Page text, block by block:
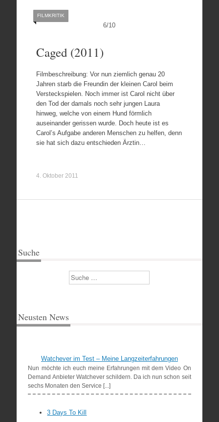
6/10
FILMKRITIK
Caged (2011)
Filmbeschreibung: Vor nun ziemlich genau 20
Jahren starb die Freundin der kleinen Carol beim
Versteckspielen. Noch immer ist Carol nicht über
den Tod der damals noch sehr jungen Laura
hinweg, welche von einem Hund förmlich
auseinander gerissen wurde. Doch heute ist es
Carol’s Aufgabe anderen Menschen zu helfen, denn
sie hat sich dazu entschieden Ärztin…
4. Oktober 2011
Suche
Suchen
Neusten News
Watchever im Test – Meine Langzeiterfahrungen
Nun möchte ich euch meine Erfahrungen mit dem Video On
Demand Anbieter Watchever schildern. Da ich nun schon seit
sechs Monaten den Service [...]
3 Days To Kill